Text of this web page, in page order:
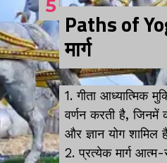
Paths of
मार्ग
5
1. गीता आध्यात्मिक
वर्णन करती है, जिनमें
और ज्ञान योग शामिल
2. प्रत्येक मार्ग आत्म-